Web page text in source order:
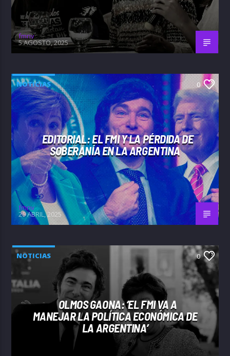
fmnv
5 AGOSTO, 2025
NOTICIAS 0
EDITORIAL: EL FMI Y LA PÉRDIDA DE
SOBERANÍA EN LA ARGENTINA
fmnv
29 ABRIL, 2025
NOTICIAS 0
OLMOS GAONA: ‘EL FMI VA A
MANEJAR LA POLÍTICA ECONÓMICA DE
LA ARGENTINA’